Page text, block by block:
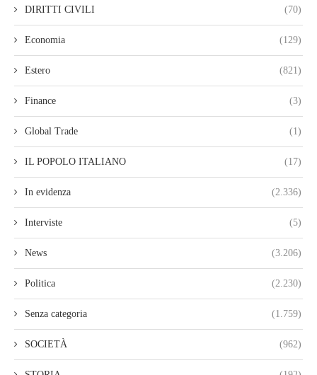
DIRITTI CIVILI (70)
Economia (129)
Estero (821)
Finance (3)
Global Trade (1)
IL POPOLO ITALIANO (17)
In evidenza (2.336)
Interviste (5)
News (3.206)
Politica (2.230)
Senza categoria (1.759)
SOCIETÀ (962)